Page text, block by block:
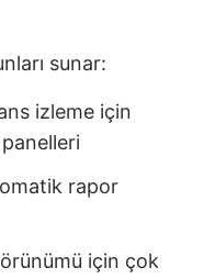
sunar:
izleme için
rapor
için çok